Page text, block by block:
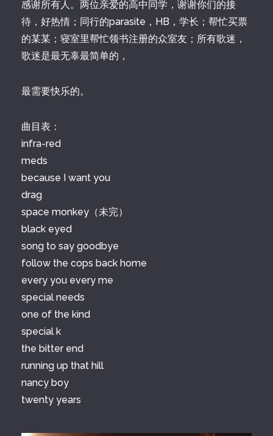
感谢所有人。两位亲爱的高中同学，谢谢你们的接
待，好热情；同行的parasite，HB，学长；帮忙买票
的某某；寝室里帮忙领书注册的众室友；所有歌迷，
歌迷是最无辜最简单的，
最需要快乐的。
曲目表：
infra-red
meds
because I want you
drag
space monkey（未完）
black eyed
song to say goodbye
follow the cops back home
every you every me
special needs
one of the kind
special k
the bitter end
running up that hill
nancy boy
twenty years